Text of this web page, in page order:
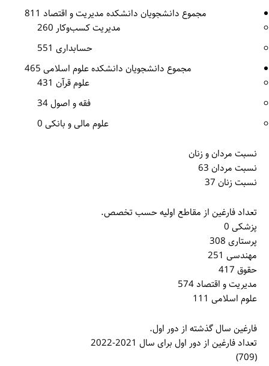
مجموع دانشجویان دانشکده مدیریت و اقتصاد 811
مدیریت کسب‌وکار 260
حسابداری 551
مجموع دانشجویان دانشکده علوم اسلامی 465
علوم قرآن 431
فقه و اصول 34
علوم مالی و بانکی 0
نسبت مردان و زنان
نسبت مردان 63
نسبت زنان 37
تعداد فارغین از مقاطع اولیه حسب تخصص.
پزشکی 0
پرستاری 308
مهندسی 251
حقوق 417
مدیریت و اقتصاد 574
علوم اسلامی 111
فارغین سال گذشته از دور اول.
تعداد فارغین از دور اول برای سال 2021-2022
(709)